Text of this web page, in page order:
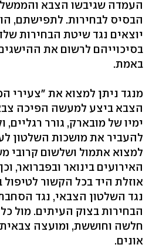
העמדה שגיבשו הצבא
הבסיס לבחירות. לתפישתם,
יוצאים נגד שיטת הבחירות
בסיכוייהם לרשום את
באמת.
מנגד ניתן למצוא את "צעירי
הצבא ביצע למעשה הפיכה
ימיו של מובארק, גורר רגליים,
להעביר את מושכות השלטון
למצוא אתמול ושלשום קרובי
האירועים בינואר ובפברואר,
אוזלת היד בכל הקשור
נגד השלטון הצבאי, נגד
הבחירות בצוק העיתים. מול
חלשה וחוששת, ומועצה
אונים.